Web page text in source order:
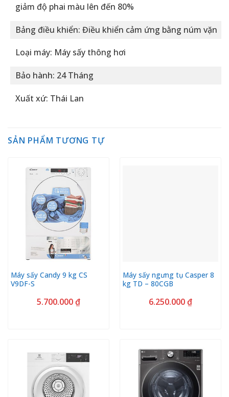
giảm độ phai màu lên đến 80%
Bảng điều khiển: Điều khiển cảm ứng bằng núm vặn
Loại máy: Máy sấy thông hơi
Bảo hành: 24 Tháng
Xuất xứ: Thái Lan
SẢN PHẨM TƯƠNG TỰ
Máy sấy Candy 9 kg CS
V9DF-S
5.700.000₫
Máy sấy ngưng tụ Casper 8
kg TD – 80CGB
6.250.000₫